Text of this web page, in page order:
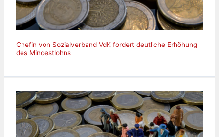
Chefin von Sozialverband VdK fordert deutliche Erhöhung
des Mindestlohns